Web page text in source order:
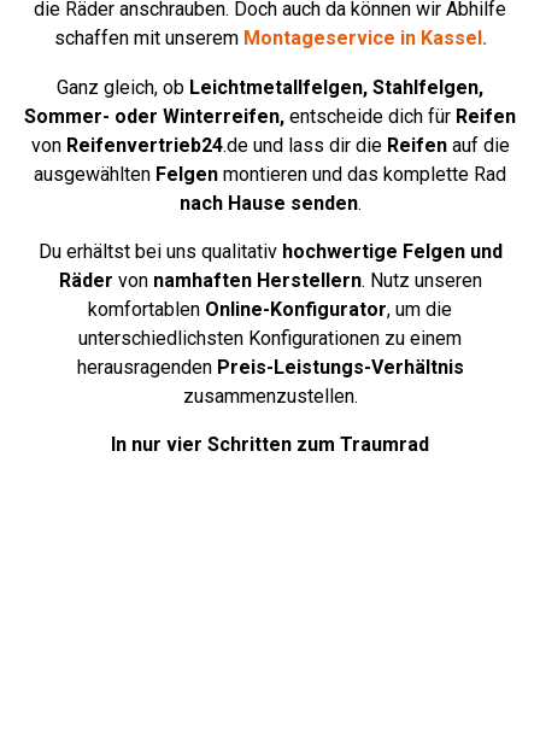
die Räder anschrauben. Doch auch da können wir Abhilfe
schaffen mit unserem Montageservice in Kassel .
Ganz gleich, ob Leichtmetallfelgen, Stahlfelgen,
Sommer- oder Winterreifen, entscheide dich für Reifen
von Reifenvertrieb24.de und lass dir die Reifenauf die
ausgewählten Felgen montieren und das komplette Rad
nach Hause senden.
Du erhältst bei uns qualitativhochwertige Felgen und
Räder von namhaften Herstellern. Nutz unseren
komfortablen Online-Konfigurator, um die
unterschiedlichsten Konfigurationen zu einem
herausragendenPreis-Leistungs-Verhältnis
zusammenzustellen.
In nur vier Schritten zum Traumrad